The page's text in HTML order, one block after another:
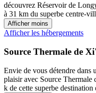
découvrez Réservoir de
à 31 km du superbe centre-
Afficher moins
Afficher les hébergements
Source Thermale de
Envie de vous détendre dans
plaisir avec Source
k de cette superbe